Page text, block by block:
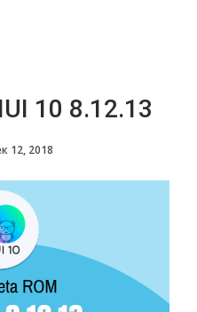
10 8.12.13
12, 2018